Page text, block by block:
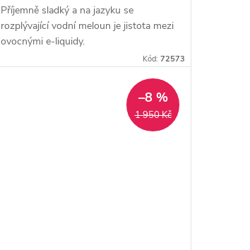
Příjemně sladký a na jazyku se
rozplývající vodní meloun je jistota mezi
ovocnými e-liquidy.
Kód: 72573
1 950 Kč
–8 %